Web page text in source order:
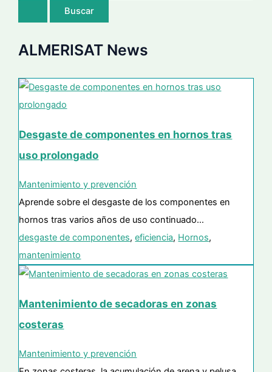
ALMERISAT News
Desgaste de componentes en hornos tras
uso prolongado
Mantenimiento y prevención
Aprende sobre el desgaste de los componentes en
hornos tras varios años de uso continuado…
desgaste de componentes,eficiencia, Hornos,
mantenimiento
Mantenimiento de secadoras en zonas
costeras
Mantenimiento y prevención